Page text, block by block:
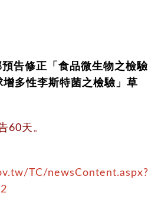
告修正「食品微生物之檢驗
多性李斯特菌之檢驗」草
60天。
TC/newsContent.aspx?